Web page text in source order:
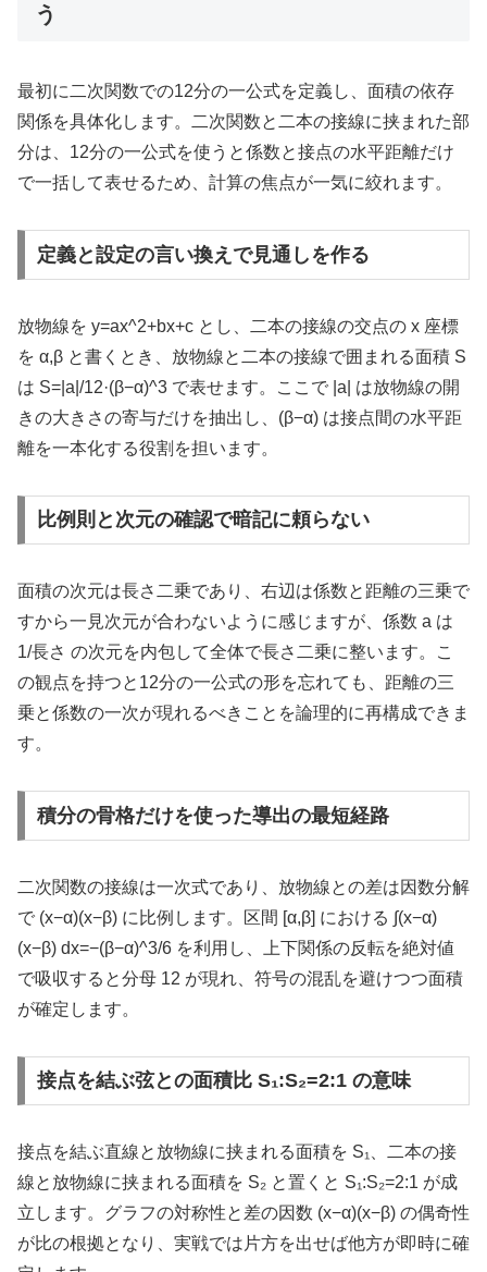
う
最初に二次関数での12分の一公式を定義し、面積の依存
関係を具体化します。二次関数と二本の接線に挟まれた部
分は、12分の一公式を使うと係数と接点の水平距離だけ
で一括して表せるため、計算の焦点が一気に絞れます。
定義と設定の言い換えで見通しを作る
放物線を y=ax^2+bx+c とし、二本の接線の交点の x 座標
を α,β と書くとき、放物線と二本の接線で囲まれる面積 S
は S=|a|/12·(β−α)^3 で表せます。ここで |a| は放物線の開
きの大きさの寄与だけを抽出し、(β−α) は接点間の水平距
離を一本化する役割を担います。
比例則と次元の確認で暗記に頼らない
面積の次元は長さ二乗であり、右辺は係数と距離の三乗で
すから一見次元が合わないように感じますが、係数 a は
1/長さ の次元を内包して全体で長さ二乗に整います。こ
の観点を持つと12分の一公式の形を忘れても、距離の三
乗と係数の一次が現れるべきことを論理的に再構成できま
す。
積分の骨格だけを使った導出の最短経路
二次関数の接線は一次式であり、放物線との差は因数分解
で (x−α)(x−β) に比例します。区間 [α,β] における ∫(x−α)
(x−β) dx=−(β−α)^3/6 を利用し、上下関係の反転を絶対値
で吸収すると分母 12 が現れ、符号の混乱を避けつつ面積
が確定します。
接点を結ぶ弦との面積比 S₁:S₂=2:1 の意味
接点を結ぶ直線と放物線に挟まれる面積を S₁、二本の接
線と放物線に挟まれる面積を S₂ と置くと S₁:S₂=2:1 が成
立します。グラフの対称性と差の因数 (x−α)(x−β) の偶奇性
が比の根拠となり、実戦では片方を出せば他方が即時に確